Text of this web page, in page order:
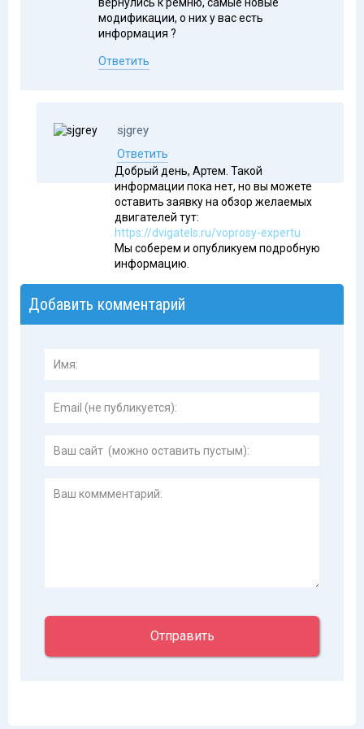
модификации, о них у вас есть
информация ?
Ответить
sjgrey
Добрый день, Артем. Такой
информации пока нет, но вы можете
оставить заявку на обзор желаемых
двигателей тут:
https://dvigatels.ru/voprosy-expertu
Мы соберем и опубликуем подробную
информацию.
Ответить
Добавить комментарий